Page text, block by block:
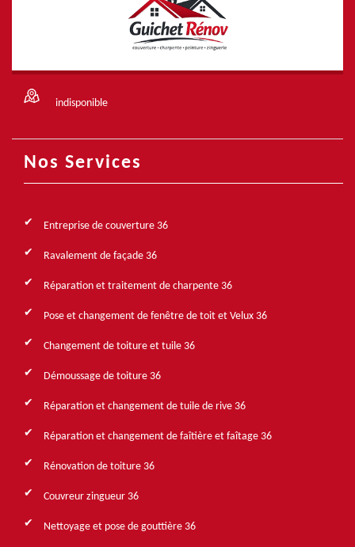
indisponible
Nos Services
Entreprise de couverture 36
Ravalement de façade 36
Réparation et traitement de charpente 36
Pose et changement de fenêtre de toit et Velux 36
Changement de toiture et tuile 36
Démoussage de toiture 36
Réparation et changement de tuile de rive 36
Réparation et changement de faîtière et faîtage 36
Rénovation de toiture 36
Couvreur zingueur 36
Nettoyage et pose de gouttière 36